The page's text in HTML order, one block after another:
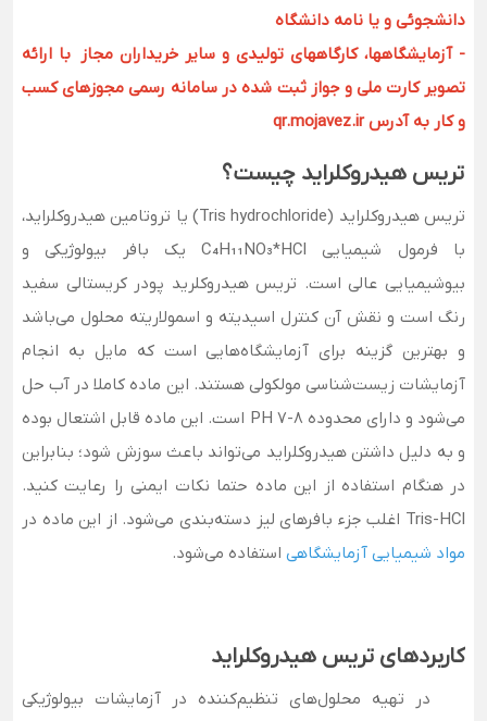
دانشجوئی و یا نامه دانشگاه
- آزمایشگاهها، کارگاههای تولیدی و سایر خریداران مجاز با ارائه
تصویر کارت ملی و جواز ثبت شده در سامانه رسمی مجوزهای کسب
و کار به آدرس qr.mojavez.ir
تریس هیدروکلراید چیست؟
تریس هیدروکلراید (Tris hydrochloride) یا تروتامین هیدروکلراید،
با فرمول شیمیایی C₄H₁₁NO₃*HCl یک بافر بیولوژیکی و
بیوشیمیایی عالی است. تریس هیدروکلرید پودر کریستالی سفید
رنگ است و نقش آن کنترل اسیدیته و اسمولاریته محلول می‌باشد
و بهترین گزینه برای آزمایشگاه‌هایی است که مایل به انجام
آزمایشات زیست‌شناسی مولکولی هستند. این ماده کاملا در آب حل
می‌شود و دارای محدوده PH 7-8 است. این ماده قابل اشتعال بوده
و به دلیل داشتن هیدروکلراید می‌تواند باعث سوزش شود؛ بنابراین
در هنگام استفاده از این ماده حتما نکات ایمنی را رعایت کنید.
Tris-HCl اغلب جزء بافرهای لیز دسته‌بندی می‌شود. از این ماده در
مواد شیمیایی آزمایشگاهی استفاده می‌شود.
کاربردهای تریس هیدروکلراید
در تهیه محلول‌های تنظیم‌کننده در آزمایشات بیولوژیکی